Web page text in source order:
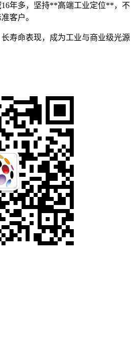
年多，坚持**高端工业定位**，不
客户。
寿命表现，成为工业与商业级光源